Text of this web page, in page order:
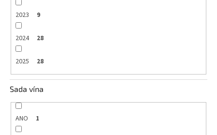
2023 9
2024 28
2025 28
Sada vína
ANO 1